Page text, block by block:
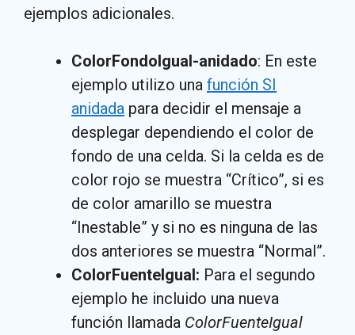
ejemplos adicionales.
ColorFondoIgual-anidado: En este
ejemplo utilizo una función SI
anidada para decidir el mensaje a
desplegar dependiendo el color de
fondo de una celda. Si la celda es de
color rojo se muestra “Crítico”, si es
de color amarillo se muestra
“Inestable” y si no es ninguna de las
dos anteriores se muestra “Normal”.
ColorFuenteIgual: Para el segundo
ejemplo he incluido una nueva
función llamada ColorFuenteIgual